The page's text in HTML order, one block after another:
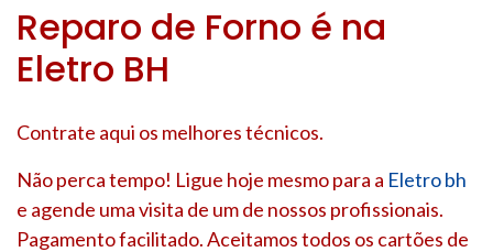
Reparo de Forno é na
Eletro BH
Contrate aqui os melhores técnicos.
Não perca tempo! Ligue hoje mesmo para a Eletro bh
e agende uma visita de um de nossos profissionais.
Pagamento facilitado. Aceitamos todos os cartões de